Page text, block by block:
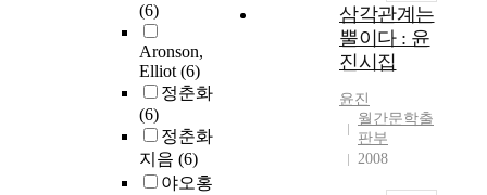
(6)
Aronson,
Elliot(6)
정춘화
(6)
정춘화
지음 (6)
야오홍
삼각관계는
뿔이다 : 윤
진시집
윤진
월간문학출
판부
2008